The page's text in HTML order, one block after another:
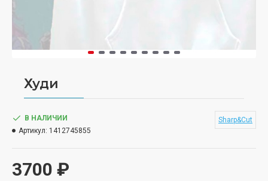
Худи
3700 ₽
В НАЛИЧИИ
Артикул: 1412745855
Sharp&Cut